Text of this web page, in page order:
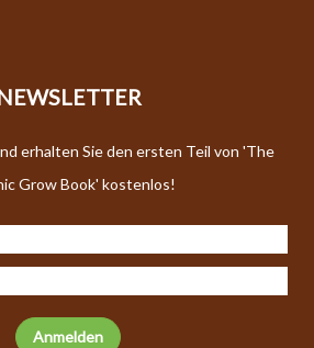
erhalten Sie den ersten Teil von 'The
Grow Book' kostenlos!